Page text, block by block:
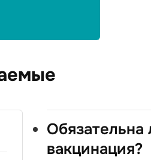
Обязательна
вакцинация?